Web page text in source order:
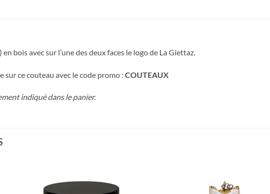
bois avec sur l’une des deux faces le logo de La Giettaz.
sur ce couteau avec le code promo : COUTEAUX
indiqué dans le panier.